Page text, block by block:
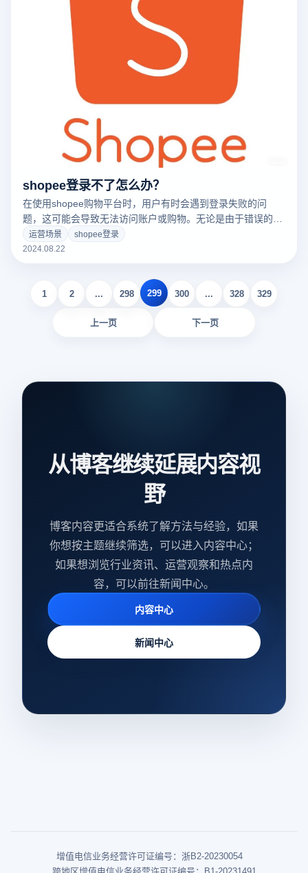
shopee登录不了怎么办？
在使用shopee购物平台时，用户有时会遇到登录失败的问
题，这可能会导致无法访问账户或购物。无论是由于错误的账
户信息输入、网络连接、系统维护还是其他技术故障，登录困
难都可能令人不安。为了帮助用户解决这些问题，本文将讨论
建议，帮助用户快速恢复对账户的访问，确保购物和其他平台
活动的顺利进行。
运营场景
shopee登录
2024.08.22
上一页
1 2 ... 298 299 300 ... 328 329
下一页
从博客继续延展内容视
野
博客内容更适合系统了解方法与经验，如果
你想按主题继续筛选，可以进入内容中心；
如果想浏览行业资讯、运营观察和热点内
容，可以前往新闻中心。
内容中心
新闻中心
增值电信业务经营许可证编号：浙B2-20230054